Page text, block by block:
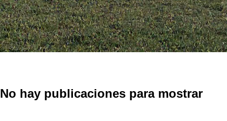
No hay publicaciones para mostrar